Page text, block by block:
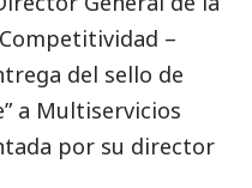
–
del sello de
a Multiservicios
por su director